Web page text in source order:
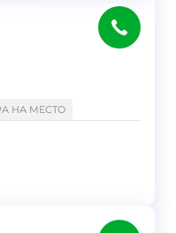
НА МЕСТО